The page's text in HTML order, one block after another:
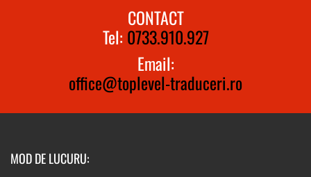
CONTACT
Tel: 0733.910.927
Email:
office@toplevel-traduceri.ro
MOD DE LUCURU: